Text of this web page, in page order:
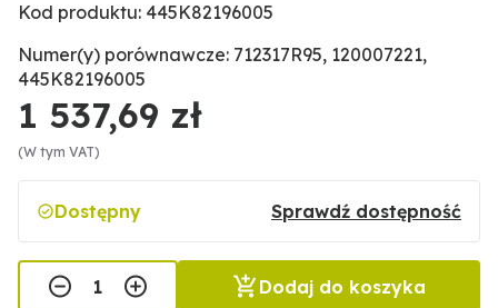
Kod produktu: 445K82196005
Numer(y) porównawcze: 712317R95, 120007221,
445K82196005
1 537,69 zł
(W tym VAT)
Dostępny Sprawdź dostępność
Dodaj do koszyka